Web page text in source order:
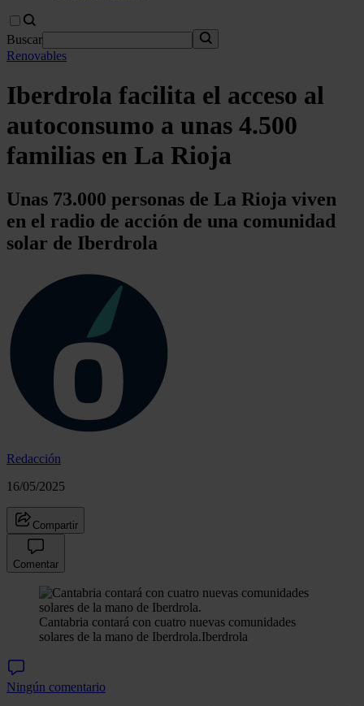
Buscar
Renovables
Iberdrola facilita el acceso al
autoconsumo a unas 4.500
familias en La Rioja
Unas 73.000 personas de La Rioja viven
en el radio de acción de una comunidad
solar de Iberdrola
Redacción
16/05/2025
Compartir
Comentar
Cantabria contará con cuatro nuevas comunidades
solares de la mano de Iberdrola.Iberdrola
Ningún comentario